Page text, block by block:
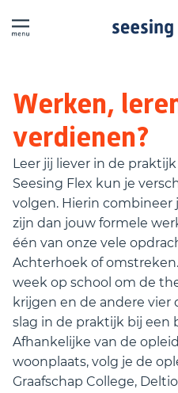
Werken,
verdienen?
Leer jij liever in de
Seesing Flex kun je
volgen. Hierin combineer
zijn dan jouw formele
één van onze vele
Achterhoek of
week op school om de
krijgen en de andere vier
slag in de praktijk bij een
Afhankelijke van de
woonplaats, volg je de
Graafschap College,